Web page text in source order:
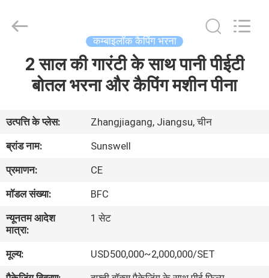
वीडियो
हमारे
बारे
में
कारखाना
कम्बाइलॉक कैपिंग भरना
2 साल की गारंटी के साथ पानी पीईटी
बोतल भरना और कैपिंग मशीन पीना
उत्पत्ति के प्लेस:
Zhangjiagang, Jiangsu, चीन
ब्रांड नाम:
Sunswell
प्रमाणन:
CE
मॉडल संख्या:
BFC
न्यूनतम आदेश
मात्रा:
1 सेट
मूल्य:
USD500,000~2,000,000/SET